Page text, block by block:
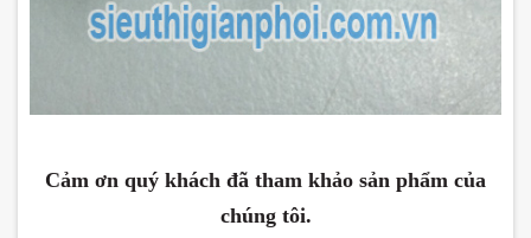
Cảm ơn quý khách đã tham khảo sản phẩm của
chúng tôi.